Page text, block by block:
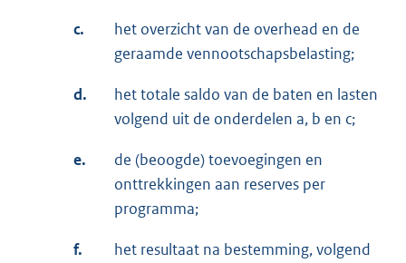
c.
het overzicht van de overhead en de
geraamde vennootschapsbelasting;
d.
het totale saldo van de baten en lasten
volgend uit de onderdelen a, b en c;
e.
de (beoogde) toevoegingen en
onttrekkingen aan reserves per
programma;
f.
het resultaat na bestemming, volgend